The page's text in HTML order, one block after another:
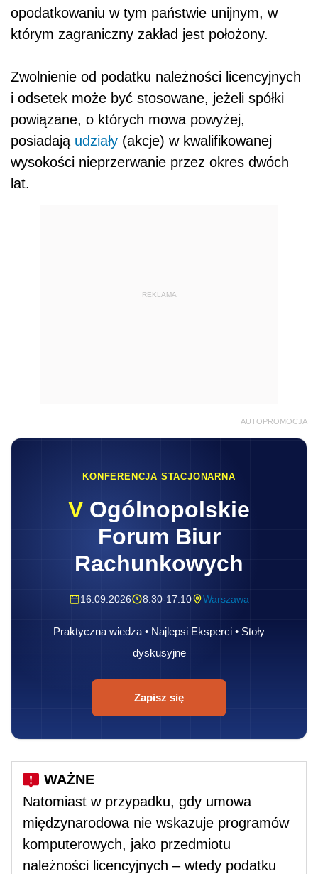
opodatkowaniu w tym państwie unijnym, w
którym zagraniczny zakład jest położony.
Zwolnienie od podatku należności licencyjnych
i odsetek może być stosowane, jeżeli spółki
powiązane, o których mowa powyżej,
posiadają udziały (akcje) w kwalifikowanej
wysokości nieprzerwanie przez okres dwóch
lat.
REKLAMA
AUTOPROMOCJA
KONFERENCJA STACJONARNA
V Ogólnopolskie
Forum Biur
Rachunkowych
16.09.2026 8:30-17:10 Warszawa
Praktyczna wiedza • Najlepsi Eksperci • Stoły
dyskusyjne
Zapisz się
Natomiast w przypadku, gdy umowa
międzynarodowa nie wskazuje programów
komputerowych, jako przedmiotu
należności licencyjnych – wtedy podatku